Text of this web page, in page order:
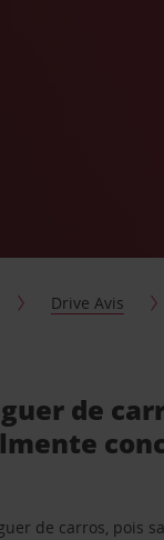
Drive Avis
de
de carros, pois